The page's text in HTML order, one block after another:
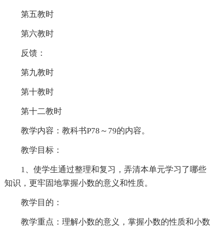
第五教时
第六教时
反馈：
第九教时
第十教时
第十二教时
教学内容：教科书P78～79的内容。
教学目标：
1、使学生通过整理和复习，弄清本单元学习了哪些
知识，更牢固地掌握小数的意义和性质。
教学目的：
教学重点：理解小数的意义，掌握小数的性质和小数